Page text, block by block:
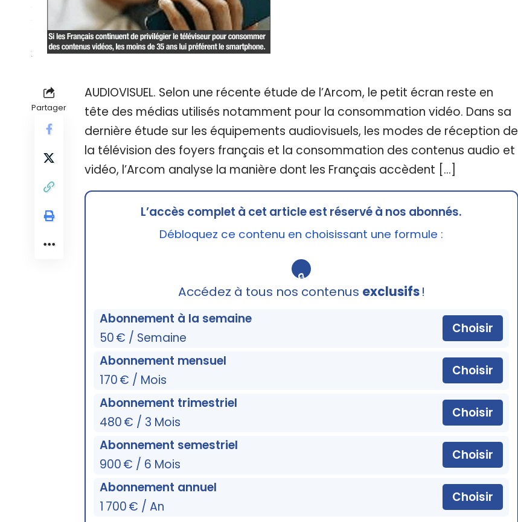
Partager
AUDIOVISUEL. Selon une récente étude de l’Arcom, le petit écran reste en
tête des médias utilisés notamment pour la consommation vidéo. Dans sa
dernière étude sur les équipements audiovisuels, les modes de réception de
la télévision des foyers français et la consommation des contenus audio et
vidéo, l’Arcom analyse la manière dont les Français accèdent […]
L’accès complet à cet article est réservé à nos abonnés.
Débloquez ce contenu en choisissant une formule :
🔒
Accédez à tous nos contenus exclusifs!
Abonnement à la semaine
50 € / Semaine
Choisir
Abonnement mensuel
170 € / Mois
Choisir
Abonnement trimestriel
480 € / 3 Mois
Choisir
Abonnement semestriel
900 € / 6 Mois
Choisir
Abonnement annuel
1 700 € / An
Choisir